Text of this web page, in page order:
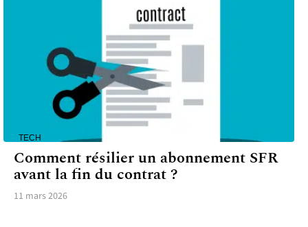
TECH
Comment résilier un abonnement SFR
avant la fin du contrat ?
11 mars 2026